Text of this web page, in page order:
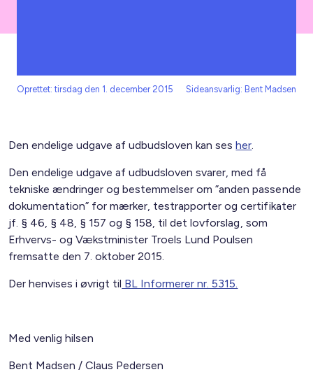
Oprettet: tirsdag den 1. december 2015 Sideansvarlig: Bent Madsen
Den endelige udgave af udbudsloven kan sesher.
Den endelige udgave af udbudsloven svarer, med få
tekniske ændringer og bestemmelser om ”anden passende
dokumentation” for mærker, testrapporter og certifikater
jf. § 46, § 48, § 157 og § 158, til det lovforslag, som
Erhvervs- og Vækstminister Troels Lund Poulsen
fremsatte den 7. oktober 2015.
Der henvises i øvrigt til BL Informerer nr. 5315.
Med venlig hilsen
Bent Madsen / Claus Pedersen